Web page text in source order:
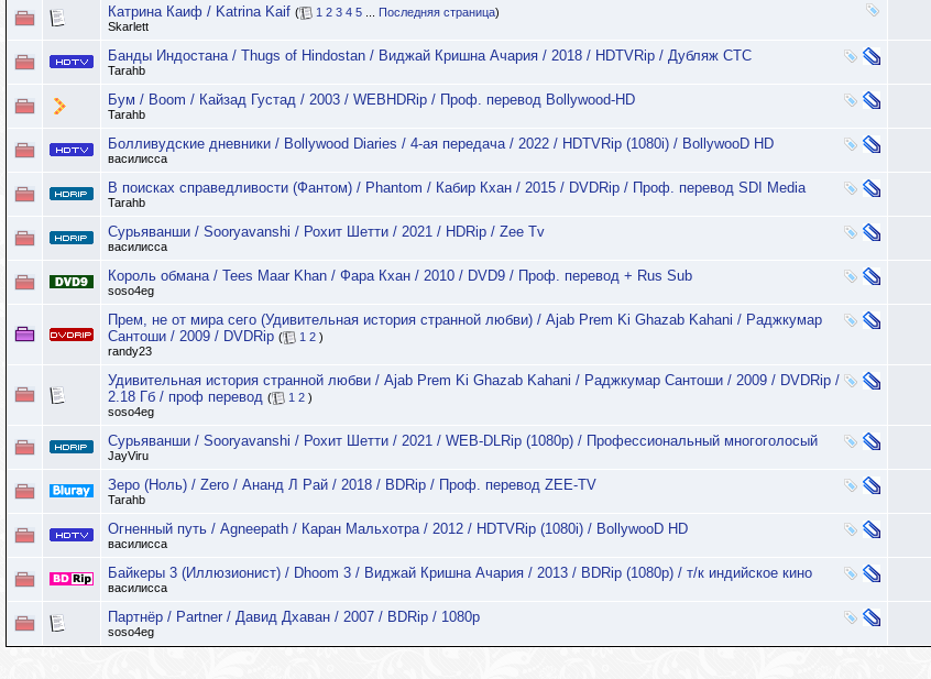
Катрина Каиф / Katrina Kaif ( 1 2 3 4 5 Последняя страница)
Skarlett
Банды Индостана / Thugs of Hindostan / Виджай Кришна Ачария / 2018 / HDTVRip / Дубляж СТС
Tarahb
Бум / Boom / Кайзад Густад / 2003 / WEBHDRip / Проф. перевод Bollywood-HD
Tarahb
Болливудские дневники / Bollywood Diaries / 4-ая передача / 2022 / HDTVRip (1080i) / BollywooD HD
василисса
В поисках справедливости (Фантом) / Phantom / Кабир Кхан / 2015 / DVDRip / Проф. перевод SDI Media
Tarahb
Сурьяванши / Sooryavanshi / Рохит Шетти / 2021 / HDRip / Zee Tv
василисса
Король обмана / Tees Maar Khan / Фара Кхан / 2010 / DVD9 / Проф. перевод + Rus Sub
soso4eg
Прем, не от мира сего (Удивительная история странной любви) / Ajab Prem Ki Ghazab Kahani / Раджкумар
Сантоши / 2009 / DVDRip ( 1 2 )
randy23
Удивительная история странной любви / Ajab Prem Ki Ghazab Kahani / Раджкумар Сантоши / 2009 / DVDRip /
2.18 Гб / проф перевод ( 1 2 )
soso4eg
Сурьяванши / Sooryavanshi / Рохит Шетти / 2021 / WEB-DLRip (1080p) / Профессиональный многоголосый
JayViru
Зеро (Ноль) / Zero / Ананд Л Рай / 2018 / BDRip / Проф. перевод ZEE-TV
Tarahb
Огненный путь / Agneepath / Каран Мальхотра / 2012 / HDTVRip (1080i) / BollywooD HD
василисса
Байкеры 3 (Иллюзионист) / Dhoom 3 / Виджай Кришна Ачария / 2013 / BDRip (1080p) / т/к индийское кино
василисса
Партнёр / Partner / Давид Дхаван / 2007 / BDRip / 1080p
soso4eg